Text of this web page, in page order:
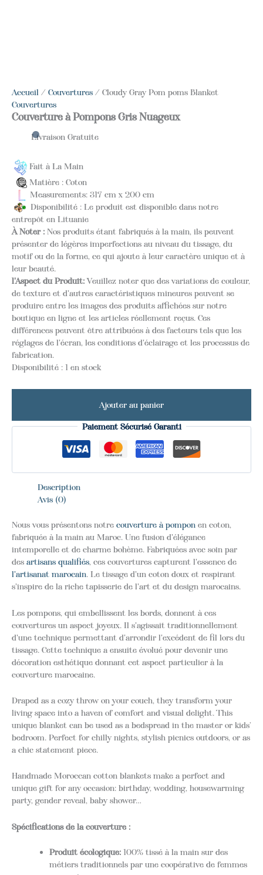
Accueil / Couvertures / Cloudy Gray Pom poms Blanket
Couvertures
Couverture à Pompons Gris Nuageux
Livraison Gratuite
Fait à La Main
Matière : Coton
Measurements: 317 cm x 200 cm
Disponibilité : Le produit est disponible dans notre
entrepôt en Lituanie
À Noter : Nos produits étant fabriqués à la main, ils peuvent
présenter de légères imperfections au niveau du tissage, du
motif ou de la forme, ce qui ajoute à leur caractère unique et à
leur beauté.
l'Aspect du Produit:Veuillez noter que des variations de couleur,
de texture et d'autres caractéristiques mineures peuvent se
produire entre les images des produits affichées sur notre
boutique en ligne et les articles réellement reçus. Ces
différences peuvent être attribuées à des facteurs tels que les
réglages de l'écran, les conditions d'éclairage et les processus de
fabrication.
Disponibilité : 1 en stock
Ajouter au panier
Paiement Sécurisé Garanti
Description
Avis (0)
Nous vous présentons notre couverture à pompon en coton,
fabriquée à la main au Maroc. Une fusion d'élégance
intemporelle et de charme bohème. Fabriquées avec soin par
des artisans qualifiés, ces couvertures capturent l'essence de
l'artisanat marocain. Le tissage d'un coton doux et respirant
s'inspire de la riche tapisserie de l'art et du design marocains.
Les pompons, qui embellissent les bords, donnent à ces
couvertures un aspect joyeux. Il s'agissait traditionnellement
d'une technique permettant d'arrondir l'excédent de fil lors du
tissage. Cette technique a ensuite évolué pour devenir une
décoration esthétique donnant cet aspect particulier à la
couverture marocaine.
Draped as a cozy throw on your couch, they transform your
living space into a haven of comfort and visual delight. This
unique blanket can be used as a bedspread in the master or kids’
bedroom. Perfect for chilly nights, stylish picnics outdoors, or as
a chic statement piece.
Handmade Moroccan cotton blankets make a perfect and
unique gift for any occasion: birthday, wedding, housewarming
party, gender reveal, baby shower…
Spécifications de la couverture :
Produit écologique:100% tissé à la main sur des
métiers traditionnels par une coopérative de femmes